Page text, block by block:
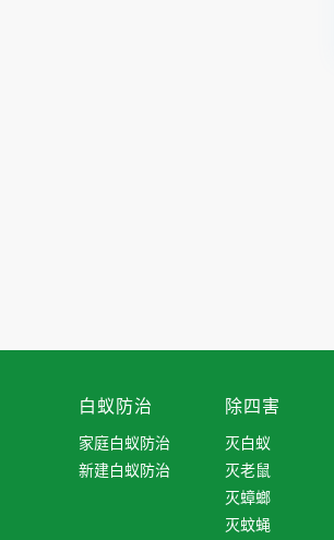
白蚁防治
家庭白蚁防治
新建白蚁防治
除四害
灭白蚁
灭老鼠
灭蟑螂
灭蚊蝇